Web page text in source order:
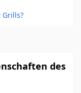
des